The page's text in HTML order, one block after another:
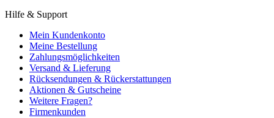
Hilfe & Support
Mein Kundenkonto
Meine Bestellung
Zahlungsmöglichkeiten
Versand & Lieferung
Rücksendungen & Rückerstattungen
Aktionen & Gutscheine
Weitere Fragen?
Firmenkunden